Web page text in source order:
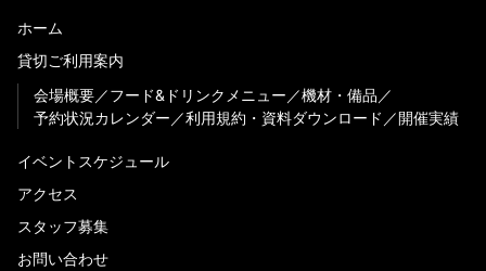
ホーム
貸切ご利用案内
会場概要
フード&ドリンクメニュー
機材・備品
予約状況カレンダー
利用規約・資料ダウンロード 開催実績
イベントスケジュール
アクセス
スタッフ募集
お問い合わせ